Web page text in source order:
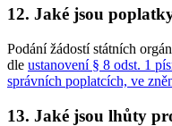
12. Jaké jsou
Podání žádostí státních
dle ustanovení § 8 odst. 1
správních poplatcích, ve
13. Jaké jsou lhůty